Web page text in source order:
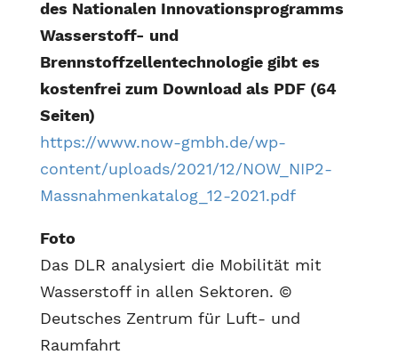
des Nationalen Innovationsprogramms
Wasserstoff- und
Brennstoffzellentechnologie gibt es
kostenfrei zum Download als PDF (64
Seiten)
https://www.now-gmbh.de/wp-
content/uploads/2021/12/NOW_NIP2-
Massnahmenkatalog_12-2021.pdf
Foto
Das DLR analysiert die Mobilität mit
Wasserstoff in allen Sektoren. ©
Deutsches Zentrum für Luft- und
Raumfahrt